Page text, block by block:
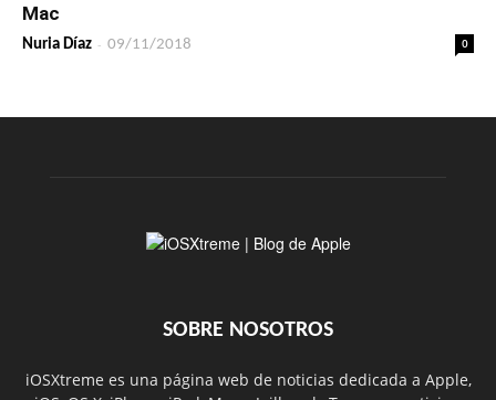
Mac
Nuria Díaz - 09/11/2018 0
SOBRE NOSOTROS
iOSXtreme es una página web de noticias dedicada a Apple,